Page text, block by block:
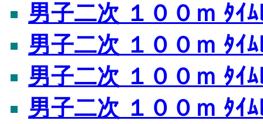
男子二次 １００ｍ ﾀｲﾑ
男子二次 １００ｍ ﾀｲﾑ
男子二次 １００ｍ ﾀｲﾑ
男子二次 １００ｍ ﾀｲﾑ